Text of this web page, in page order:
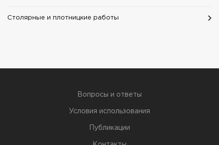
Столярные и плотницкие работы
Вопросы и ответы
Условия использования
Публикации